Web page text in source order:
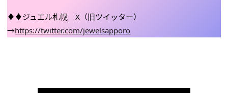
♦♦ジュエル札幌 X（旧ツイッター）
→https://twitter.com/jewelsapporo